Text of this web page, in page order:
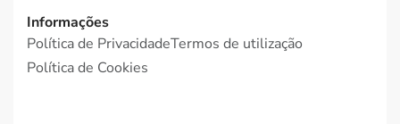
Informações
Política de PrivacidadeTermos de utilização
Política de Cookies